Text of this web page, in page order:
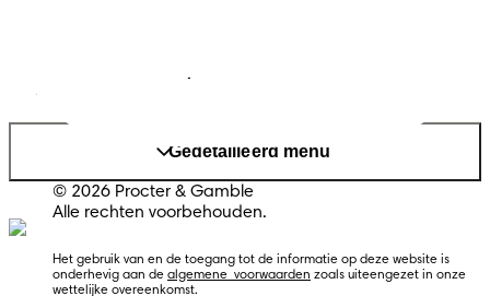
Land/regio wijzigen
Gedetailleerd menu
© 2026 Procter & Gamble
Alle rechten voorbehouden.
Het gebruik van en de toegang tot de informatie op deze website is
onderhevig aan de algemene  voorwaarden zoals uiteengezet in onze